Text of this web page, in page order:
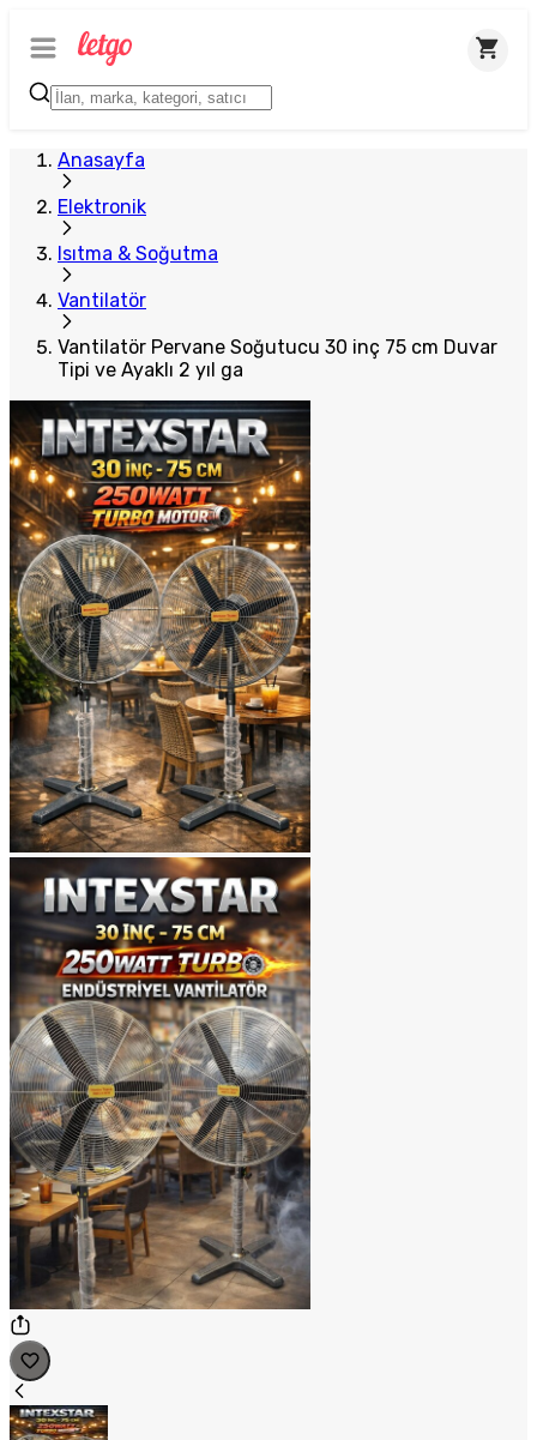
Anasayfa
Elektronik
Isıtma & Soğutma
Vantilatör
Vantilatör Pervane Soğutucu 30 inç 75 cm Duvar
Tipi ve Ayaklı 2 yıl ga